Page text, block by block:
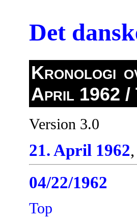
Det
Kronologi
April 1962 /
Version 3.0
21. April 1962,
04/22/1962
Top